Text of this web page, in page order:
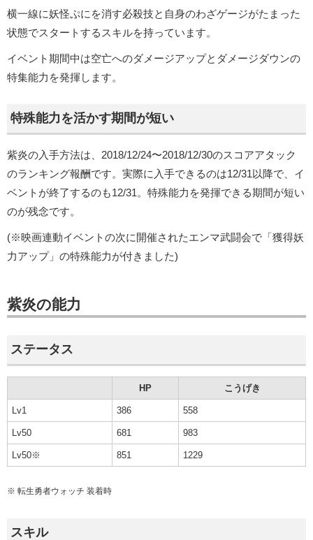
横一線に妖怪ぷにを消す必殺技と自身のわざゲージがたまった
状態でスタートするスキルを持っています。
イベント期間中は空亡へのダメージアップとダメージダウンの
特集能力を発揮します。
特殊能力を活かす期間が短い
紫炎の入手方法は、2018/12/24〜2018/12/30のスコアアタック
のランキング報酬です。実際に入手できるのは12/31以降で、イ
ベントが終了するのも12/31。特殊能力を発揮できる期間が短い
のが残念です。
(※映画連動イベントの次に開催されたエンマ武闘会で「獲得妖
力アップ」の特殊能力が付きました)
紫炎の能力
ステータス
HP こうげき
Lv1 386 558
Lv50 681 983
Lv50※ 851 1229
※ 転生勇者ウォッチ 装着時
スキル